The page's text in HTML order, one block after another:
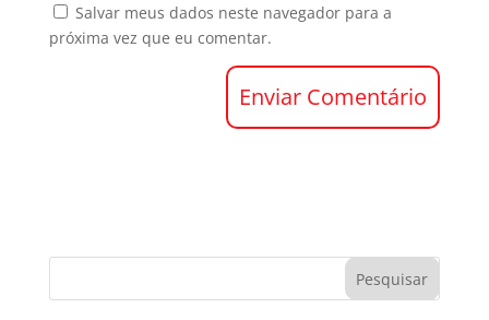
Salvar meus dados neste navegador para a
próxima vez que eu comentar.